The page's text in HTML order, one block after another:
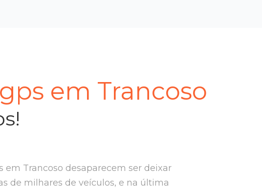
em Trancoso
em Trancoso desaparecem ser deixar
de milhares de veículos, e na última